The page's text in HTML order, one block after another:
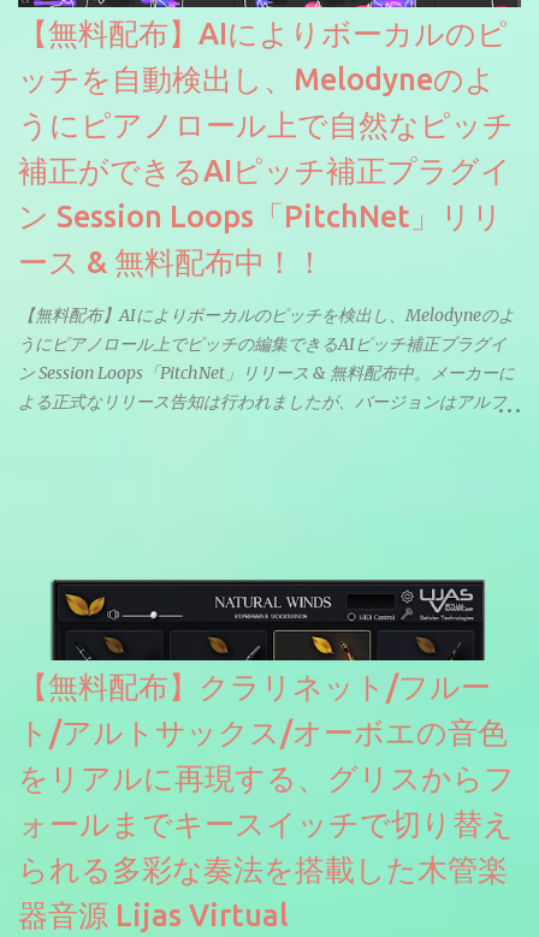
【無料配布】AIによりボーカルのピ
ッチを自動検出し、Melodyneのよ
うにピアノロール上で自然なピッチ
補正ができるAIピッチ補正プラグイ
ン Session Loops「PitchNet」リリ
ース & 無料配布中！！
【無料配布】AIによりボーカルのピッチを検出し、Melodyneのよ
うにピアノロール上でピッチの編集できるAIピッチ補正プラグイ
ン Session Loops「PitchNet」リリース & 無料配布中。メーカーに
よる正式なリリース告知は行われましたが、バージョンはアルフ
ソースを元に設計・改良した製品のようです。
【無料配布】クラリネット/フルー
ト/アルトサックス/オーボエの音色
をリアルに再現する、グリスからフ
ォールまでキースイッチで切り替え
られる多彩な奏法を搭載した木管楽
器音源 Lijas Virtual